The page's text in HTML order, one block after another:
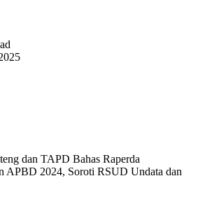
dan TAPD Bahas Raperda
APBD 2024, Soroti RSUD Undata dan